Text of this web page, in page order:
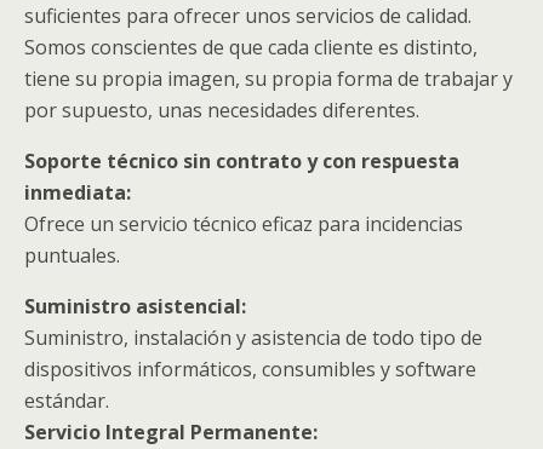
suficientes para ofrecer unos servicios de calidad.
Somos conscientes de que cada cliente es distinto,
tiene su propia imagen, su propia forma de trabajar y
por supuesto, unas necesidades diferentes.
Soporte técnico sin contrato y con respuesta
inmediata:
Ofrece un servicio técnico eficaz para incidencias
puntuales.
Suministro asistencial:
Suministro, instalación y asistencia de todo tipo de
dispositivos informáticos, consumibles y software
estándar.
Servicio Integral Permanente: